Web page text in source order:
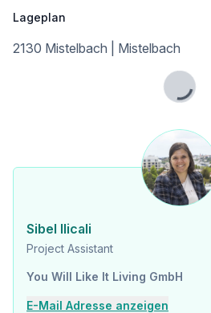
Lageplan
2130 Mistelbach | Mistelbach
Lade...
Sibel Ilicali
Project Assistant
You Will Like It Living GmbH
E-Mail Adresse anzeigen